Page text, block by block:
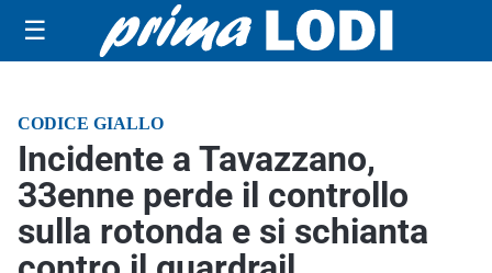
☰
CODICE GIALLO
Incidente a Tavazzano,
33enne perde il controllo
sulla rotonda e si schianta